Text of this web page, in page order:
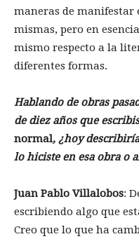
maneras de manifestar
mismas, pero en
mismo respecto a la
diferentes formas.
Hablando de obras
de diez años que
normal, ¿hoy
lo hiciste en esa obra o
Juan Pablo Villalobos:
escribiendo algo que
Creo que lo que ha